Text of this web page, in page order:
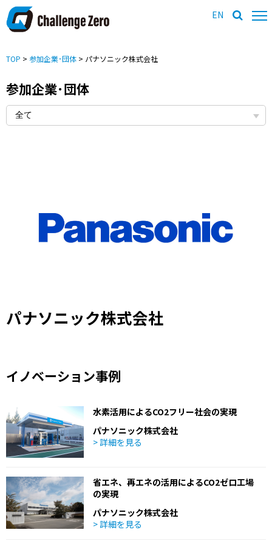
EN
TOP > 参加企業･団体 > パナソニック株式会社
参加企業･団体
パナソニック株式会社
イノベーション事例
水素活用によるCO2フリー社会の実現
パナソニック株式会社
> 詳細を見る
省エネ、再エネの活用によるCO2ゼロ工場
の実現
パナソニック株式会社
> 詳細を見る